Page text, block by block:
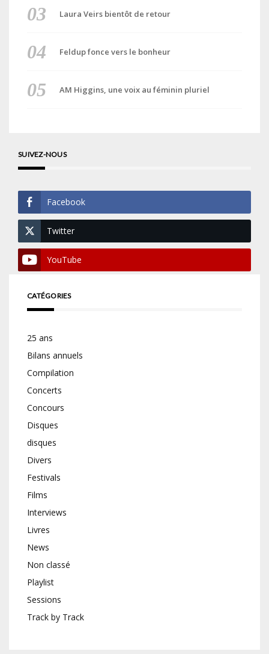
Laura Veirs bientôt de retour
Feldup fonce vers le bonheur
AM Higgins, une voix au féminin pluriel
SUIVEZ-NOUS
Facebook
Twitter
YouTube
CATÉGORIES
25 ans
Bilans annuels
Compilation
Concerts
Concours
Disques
disques
Divers
Festivals
Films
Interviews
Livres
News
Non classé
Playlist
Sessions
Track by Track